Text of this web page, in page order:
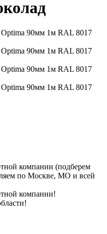
компании (подберем
по Москве, МО и всей
компании!